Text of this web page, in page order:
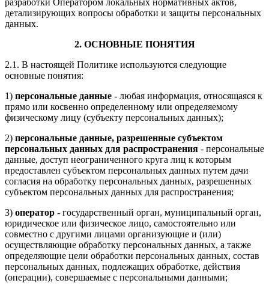
разработки Оператором локальных нормативных актов,
детализирующих вопросы обработки и защиты персональных
данных.
2. ОСНОВНЫЕ ПОНЯТИЯ
2.1. В настоящей Политике используются следующие
основные понятия:
1) персональные данные - любая информация, относящаяся к
прямо или косвенно определенному или определяемому
физическому лицу (субъекту персональных данных);
2) персональные данные, разрешенные субъектом
персональных данных для распространения - персональные
данные, доступ неограниченного круга лиц к которым
предоставлен субъектом персональных данных путем дачи
согласия на обработку персональных данных, разрешенных
субъектом персональных данных для распространения;
3) оператор - государственный орган, муниципальный орган,
юридическое или физическое лицо, самостоятельно или
совместно с другими лицами организующие и (или)
осуществляющие обработку персональных данных, а также
определяющие цели обработки персональных данных, состав
персональных данных, подлежащих обработке, действия
(операции), совершаемые с персональными данными;